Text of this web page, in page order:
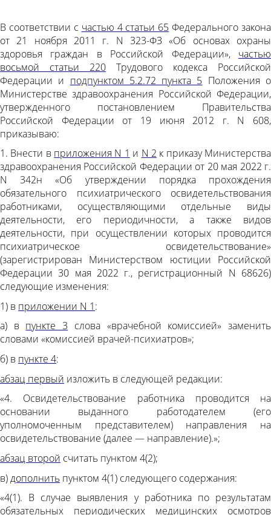
В соответствии с частью 4 статьи 65 Федерального закона
от 21 ноября 2011 г. N 323-ФЗ «Об основах охраны
здоровья граждан в Российской Федерации», частью
восьмой статьи 220 Трудового кодекса Российской
Федерации и подпунктом 5.2.72 пункта 5 Положения о
Министерстве здравоохранения Российской Федерации,
утвержденного постановлением Правительства
Российской Федерации от 19 июня 2012 г. N 608,
приказываю:
1. Внести в приложения N 1 и N 2 к приказу Министерства
здравоохранения Российской Федерации от 20 мая 2022 г.
N 342н «Об утверждении порядка прохождения
обязательного психиатрического освидетельствования
работниками, осуществляющими отдельные виды
деятельности, его периодичности, а также видов
деятельности, при осуществлении которых проводится
психиатрическое освидетельствование»
(зарегистрирован Министерством юстиции Российской
Федерации 30 мая 2022 г., регистрационный N 68626)
следующие изменения:
1) в приложении N 1:
а) в пункте 3 слова «врачебной комиссией» заменить
словами «комиссией врачей-психиатров»;
б) в пункте 4:
абзац первый изложить в следующей редакции:
«4. Освидетельствование работника проводится на
основании выданного работодателем (его
уполномоченным представителем) направления на
освидетельствование (далее — направление).»;
абзац второй считать пунктом 4(2);
в)дополнить пунктом 4(1) следующего содержания:
«4(1). В случае выявления у работника по результатам
обязательных периодических медицинских осмотров